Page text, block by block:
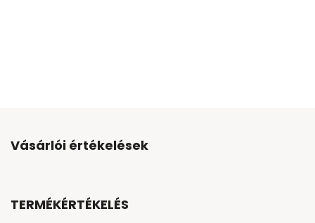
Vásárlói értékelések
TERMÉKÉRTÉKELÉS